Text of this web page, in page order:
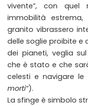
vivente”, con
immobilità
granito vibrassero
delle soglie proibite e
dei pianeti, veglia
che è stato e che
celesti e navigare le
morti“).
La sfinge è simbolo